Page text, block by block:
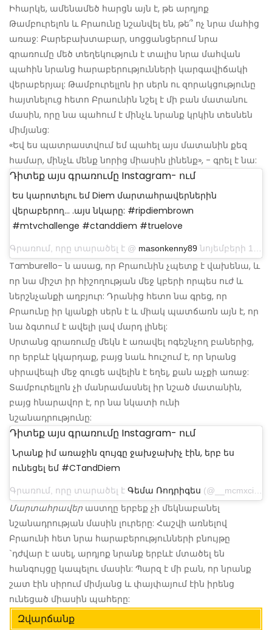
Իհարկե, ամենամեծ հարցն այն է, թե արդյոք
Թամբուրելոն և Բրաունը նշանվել են, թե՞ ոչ նրա մահից
առաջ: Բարեբախտաբար, սոցցանցերում նրա
գրառումը մեծ տեղեկություն է տալիս նրա մահվան
պահին նրանց հարաբերությունների կարգավիճակի
վերաբերյալ: Թամբուրելլոն իր սերն ու զորակցությունը
հայտնելուց հետո Բրաունին նշել է մի բան մատանու
մասին, որը նա պահում է մինչև նրանք կրկին տեսնեն
միմյանց:
«Եվ ես պատրաստվում եմ պահել այս մատանին քեզ
համար, մինչև մենք նորից միասին լինենք», - գրել է նա:
Դիտեք այս գրառումը Instagram- ում
Ես կարոտելու եմ Diem մարտահրավերներին
վերաբերող… .այս նկարը: #ripdiembrown
#mtvchallenge #ctanddiem #truelove
Գրառում, որը տարածել է @ masonkenny89 նոյեմբերի 15-ին, ժամը 11: 52-ին PST- ն
Tamburello- ն ասաց, որ Բրաունին չպետք է վախենա, և
որ նա միշտ իր հիշողության մեջ կբերի որպես ուժ և
ներշնչանքի աղբյուր: Դրանից հետո նա գրեց, որ
Բրաունը իր կյանքի սերն է և միակ պատճառն այն է, որ
նա ձգտում է ավելի լավ մարդ լինել:
Սրտանց գրառումը մեկն է առավել ոգեշնչող բաներից,
որ երբևէ կկարդաք, բայց նաև հուշում է, որ նրանց
սիրավեպի մեջ գուցե ավելին է եղել, քան աչքի առաջ:
Տամբուրելլոն չի մանրամասնել իր նշած մատանին,
բայց հնարավոր է, որ նա նկատի ունի
նշանադրությունը:
Դիտեք այս գրառումը Instagram- ում
Նրանք իմ առաջին զույգը ջախջախիչ էին, երբ ես
ունեցել եմ #CTandDiem
Գրառում, որը տարածել է Գեմա Ռոդրիգես (@__mcmxciii___) ապրիլի 26, 2017-ին, ժամը 8: 08-ին PDT
Մարտահրավեր աստղը երբեք չի մեկնաբանել
նշանադրության մասին լուրերը: Հաշվի առնելով
Բրաունի հետ նրա հարաբերությունների բնույթը
`դժվար է ասել, արդյոք նրանք երբևէ մտածել են
հանգույցը կապելու մասին: Պարզ է մի բան, որ նրանք
շատ էին սիրում միմյանց և փայփայում էին իրենց
ունեցած միասին պահերը:
Զվարճանք